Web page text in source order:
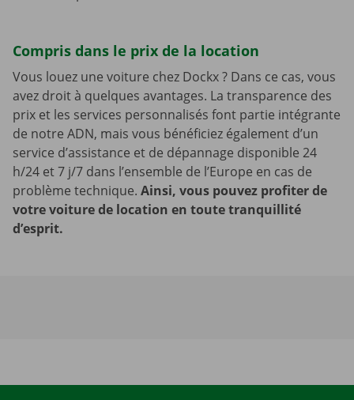
Compris dans le prix de la location
Vous louez une voiture chez Dockx ? Dans ce cas, vous
avez droit à quelques avantages. La transparence des
prix et les services personnalisés font partie intégrante
de notre ADN, mais vous bénéficiez également d’un
service d’assistance et de dépannage disponible 24
h/24 et 7 j/7 dans l’ensemble de l’Europe en cas de
problème technique. Ainsi, vous pouvez profiter de
votre voiture de location en toute tranquillité
d’esprit.